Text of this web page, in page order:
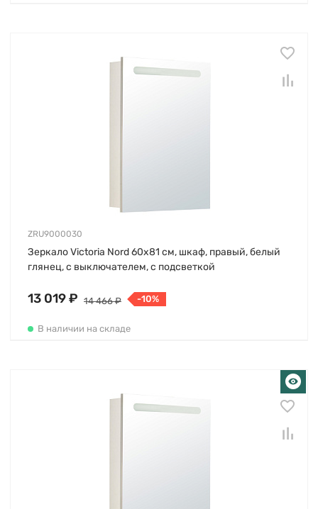
ZRU9000030
Зеркало Victoria Nord 60х81 см, шкаф, правый, белый
глянец, с выключателем, с подсветкой
13 019 ₽ 14 466 ₽ -10%
В наличии на складе